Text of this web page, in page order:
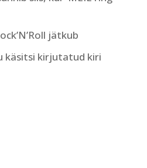
jätkub
käsitsi kirjutatud kiri